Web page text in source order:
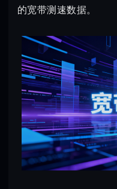
的宽带测速数据。